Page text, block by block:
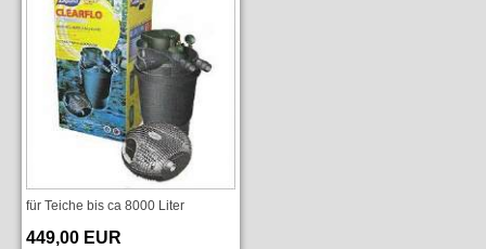
für Teiche bis ca 8000 Liter
449,00 EUR